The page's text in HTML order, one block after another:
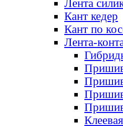
Лента
Кант кедер
Кант по
Лента-
Клеевая